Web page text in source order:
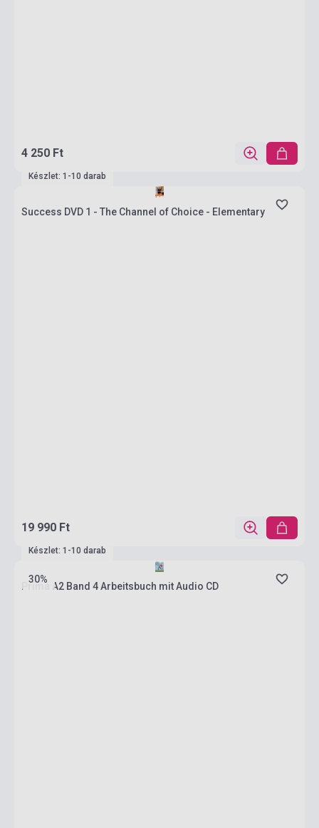
4 250 Ft
Készlet: 1-10 darab
Success DVD 1 - The Channel of Choice - Elementary
19 990 Ft
30%
Készlet: 1-10 darab
Prima A2 Band 4 Arbeitsbuch mit Audio CD